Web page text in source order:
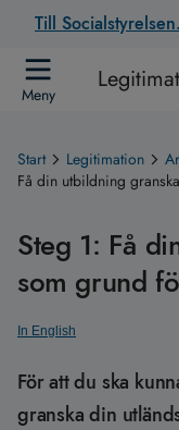
Till
Meny
Start Legitimation
Få din utbildning
Steg 1: Få
som grund
In English
För att du ska
granska din